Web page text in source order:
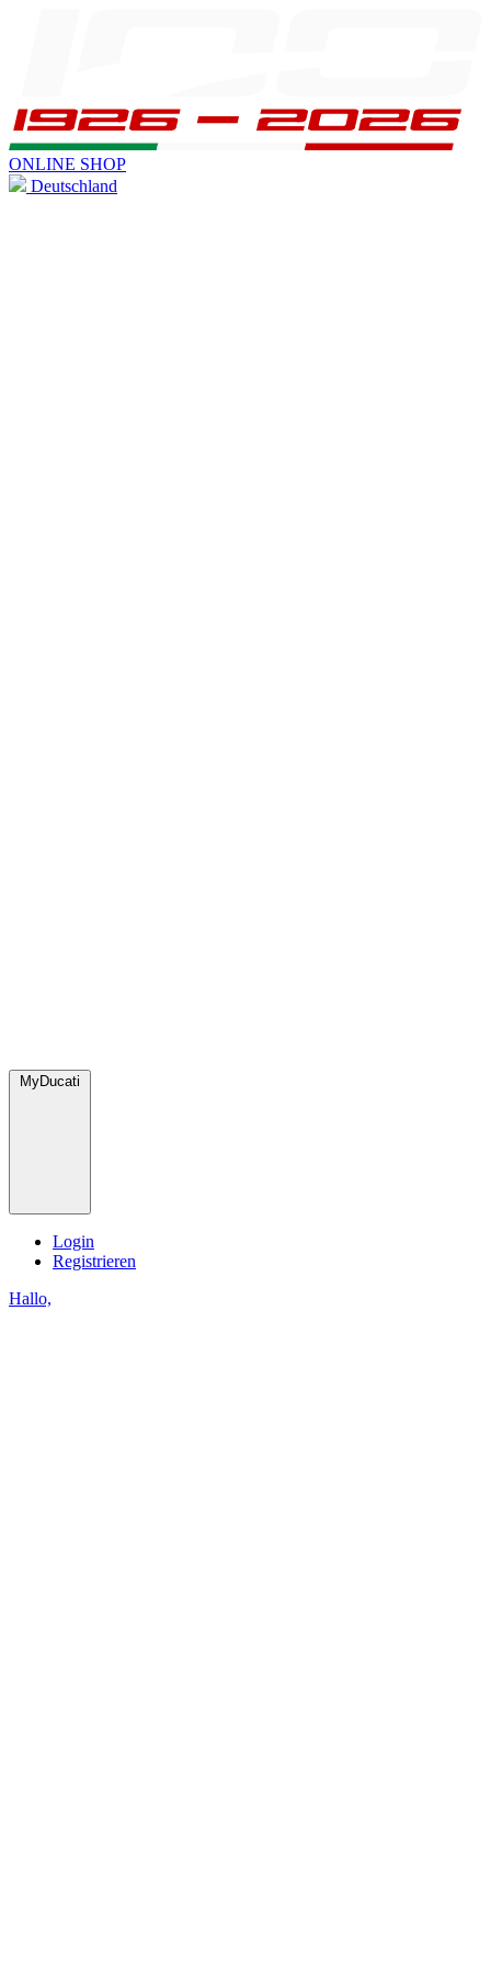
ONLINE SHOP
Deutschland
MyDucati
Login
Registrieren
Hallo,